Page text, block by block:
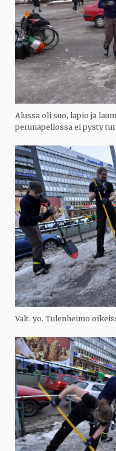
Alussa oli suo, lapio ja
perunapellossa ei pysty
Valt. yo. Tulenheimo